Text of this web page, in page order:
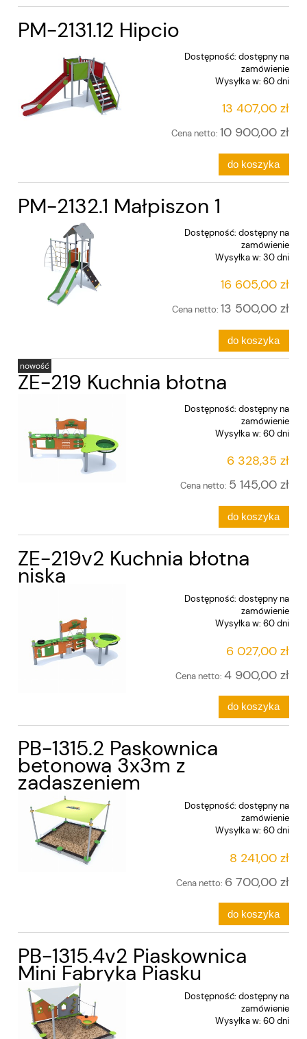
PM-2131.12 Hipcio
Dostępność: dostępny na
zamówienie
Wysyłka w: 60 dni
13 407,00 zł
Cena netto: 10 900,00 zł
do koszyka
PM-2132.1 Małpiszon 1
Dostępność: dostępny na
zamówienie
Wysyłka w: 30 dni
16 605,00 zł
Cena netto: 13 500,00 zł
do koszyka
ZE-219 Kuchnia błotna
Dostępność: dostępny na
zamówienie
Wysyłka w: 60 dni
6 328,35 zł
Cena netto: 5 145,00 zł
do koszyka
nowość
ZE-219v2 Kuchnia błotna
niska
Dostępność: dostępny na
zamówienie
Wysyłka w: 60 dni
6 027,00 zł
Cena netto: 4 900,00 zł
do koszyka
PB-1315.2 Paskownica
betonowa 3x3m z
zadaszeniem
Dostępność: dostępny na
zamówienie
Wysyłka w: 60 dni
8 241,00 zł
Cena netto: 6 700,00 zł
do koszyka
PB-1315.4v2 Piaskownica
Mini Fabryka Piasku
Dostępność: dostępny na
zamówienie
Wysyłka w: 60 dni